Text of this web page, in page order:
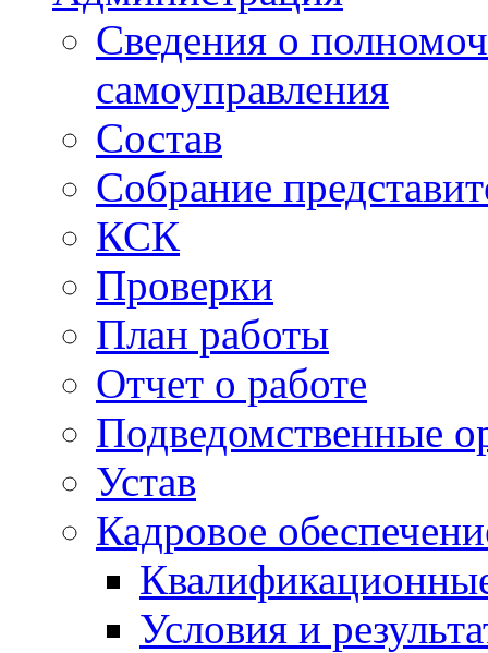
Сведения о
самоуправления
Состав
Собрание
КСК
Проверки
План работы
Отчет о работе
Подведомственные
Устав
Кадровое
Условия и